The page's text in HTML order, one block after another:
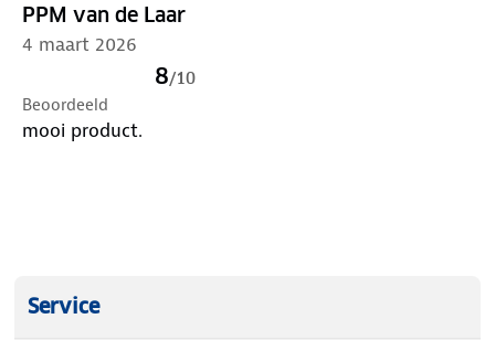
PPM van de Laar
4 maart 2026
8/10
Beoordeeld
mooi product.
Service